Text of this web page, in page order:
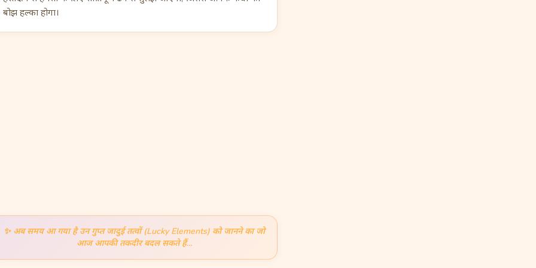
बोझ हल्का होगा।
✨ अब समय आ गया है उन गुप्त जादुई तत्वों (Lucky Elements) को जानने का जो
आज आपकी तकदीर बदल सकते हैं...